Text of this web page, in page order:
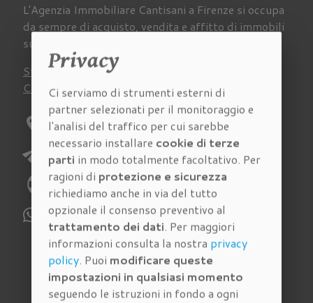
L'Agenzia Immobiliare Cantisani a Firenze si occupa
da sempre di acquisto, vendita e affitto di immobili
su tutto il territorio della provincia fiorentina.
Stima Chi siamo
Contatti Virtual Tour Recensioni
location_on Indirizzo:Via Pagnini 27/A Firenze
send E-mail:richieste@immobiliarecantisani.com
phone Telefono:055 4620186
WhatsApp:329 112 6159
Immobili in vendita
Privacy
Ci serviamo di strumenti esterni di
partner selezionati per il monitoraggio e
l'analisi del traffico per cui sarebbe
necessario installare cookie di terze
parti in modo totalmente facoltativo. Per
ragioni di protezione e sicurezza
richiediamo anche in via del tutto
opzionale il consenso preventivo al
trattamento dei dati. Per maggiori
informazioni consulta la nostra privacy
policy. Puoi modificare queste
impostazioni in qualsiasi momento
seguendo le istruzioni in fondo a ogni